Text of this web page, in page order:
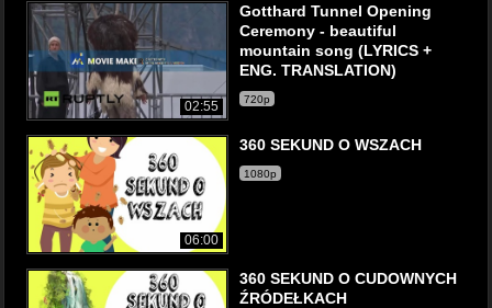
02:55
Gotthard Tunnel Opening
Ceremony - beautiful
mountain song (LYRICS +
ENG. TRANSLATION)
720p
06:00
360 SEKUND O WSZACH
1080p
360 SEKUND O CUDOWNYCH
ŹRÓDEŁKACH